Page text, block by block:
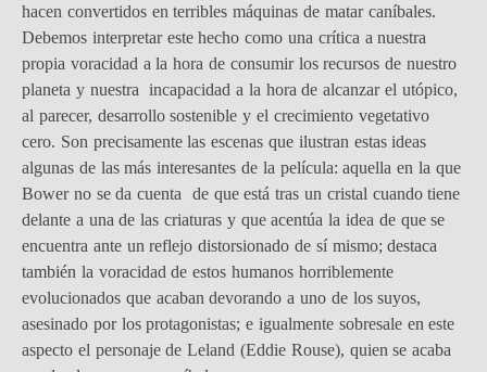
hacen convertidos en terribles máquinas de matar caníbales.
Debemos interpretar este hecho como una crítica a nuestra
propia voracidad a la hora de consumir los recursos de nuestro
planeta y nuestra incapacidad a la hora de alcanzar el utópico,
al parecer, desarrollo sostenible y el crecimiento vegetativo
cero. Son precisamente las escenas que ilustran estas ideas
algunas de las más interesantes de la película: aquella en la que
Bower no se da cuenta de que está tras un cristal cuando tiene
delante a una de las criaturas y que acentúa la idea de que se
encuentra ante un reflejo distorsionado de sí mismo; destaca
también la voracidad de estos humanos horriblemente
evolucionados que acaban devorando a uno de los suyos,
asesinado por los protagonistas; e igualmente sobresale en este
aspecto el personaje de Leland (Eddie Rouse), quien se acaba